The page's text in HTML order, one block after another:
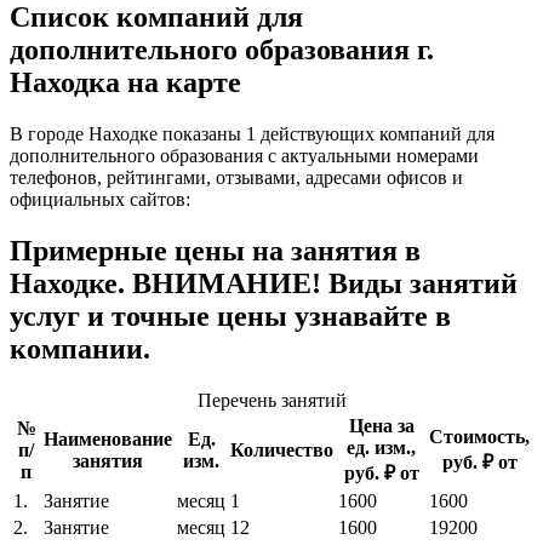
Список компаний для
дополнительного образования г.
Находка на карте
В городе Находке показаны 1 действующих компаний для
дополнительного образования с актуальными номерами
телефонов, рейтингами, отзывами, адресами офисов и
официальных сайтов:
Примерные цены на занятия в
Находке. ВНИМАНИЕ! Виды занятий
услуг и точные цены узнавайте в
компании.
Перечень занятий
№
п/
п
Наименование
занятия
Ед.
изм.
Количество
Цена за
ед. изм.,
руб. ₽ от
Стоимость,
руб. ₽ от
1.
Занятие месяц 1 1600
1600
2.
Занятие месяц 12 1600 19200